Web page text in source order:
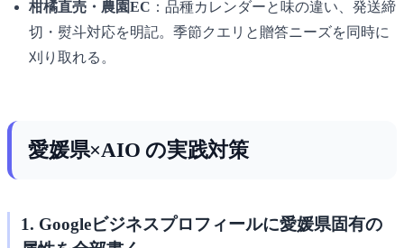
柑橘直売・農園EC ：品種カレンダーと味の違い、発送締
切・熨斗対応を明記。季節クエリと贈答ニーズを同時に
刈り取れる。
愛媛県×AIO の実践対策
1. Googleビジネスプロフィールに愛媛県固有の